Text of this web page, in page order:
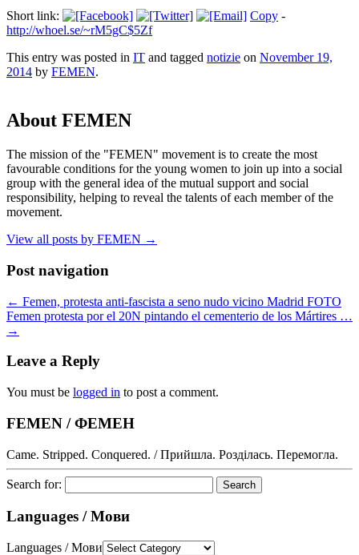
Short link: Copy -
http://whoel.se/~rM5gC$5Zf
This entry was posted in IT and tagged notizie on November 19,
2014 by FEMEN.
About FEMEN
The mission of the "FEMEN" movement is to create the most
favourable conditions for the young women to join up into a social
group with the general idea of the mutual support and social
responsibility, helping to reveal the talents of each member of the
movement.
View all posts by FEMEN →
Post navigation
← Femen, protesta anti-fascista a seno nudo vicino Madrid FOTO
Femen protesta por el 20N pintando el cementerio de los Mártires …
→
Leave a Reply
You must be logged in to post a comment.
FEMEN / ФЕМЕН
Came. Stripped. Conquered. / Прийшла. Розділась. Перемогла.
Search for:
Languages / Мови
Languages / Мови